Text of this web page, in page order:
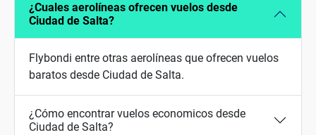
¿Cuales aerolíneas ofrecen vuelos desde
Ciudad de Salta?
Flybondi entre otras aerolíneas que ofrecen vuelos
baratos desde Ciudad de Salta.
¿Cómo encontrar vuelos economicos desde
Ciudad de Salta?